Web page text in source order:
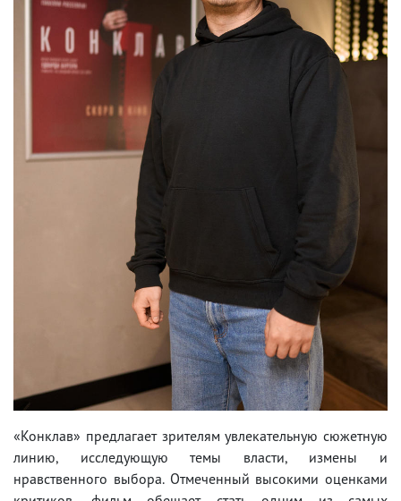
«Конклав» предлагает зрителям увлекательную сюжетную
линию, исследующую темы власти, измены и
нравственного выбора. Отмеченный высокими оценками